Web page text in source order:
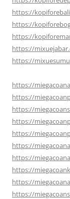
https://
https://
https://
https://
https://
https://
https://
https://
https://
https://
https://
https://
https://
https://
https://